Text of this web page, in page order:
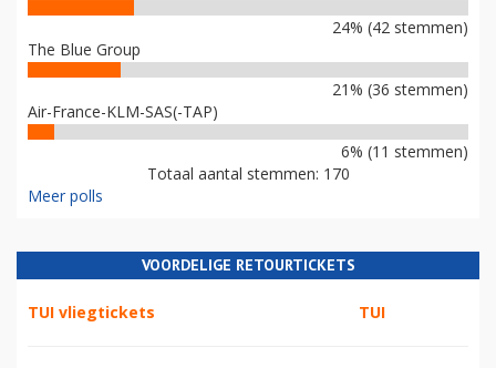
24% (42 stemmen)
The Blue Group
21% (36 stemmen)
Air-France-KLM-SAS(-TAP)
6% (11 stemmen)
Totaal aantal stemmen: 170
Meer polls
VOORDELIGE RETOURTICKETS
TUI vliegtickets TUI